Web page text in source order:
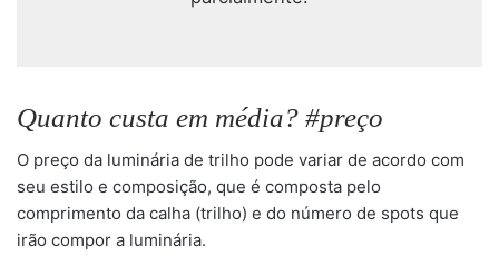
Quanto custa em média? #preço
O preço da luminária de trilho pode variar de acordo com
seu estilo e composição, que é composta pelo
comprimento da calha (trilho) e do número de spots que
irão compor a luminária.